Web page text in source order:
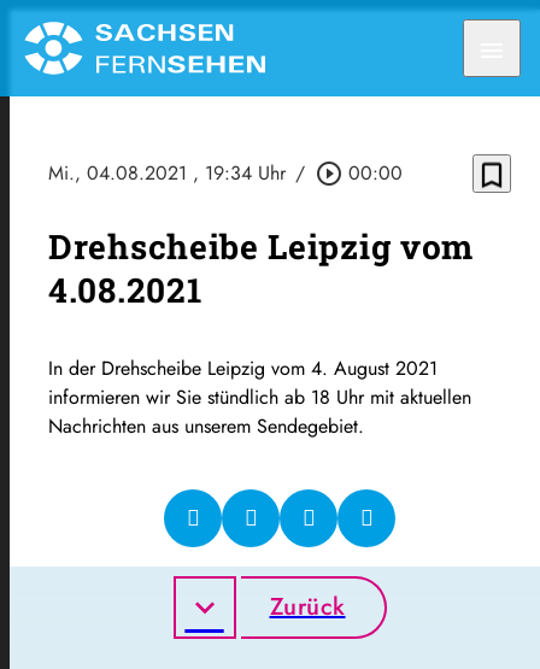
Mi., 04.08.2021 , 19:34 Uhr / play_circle_outline 00:00 bookmark_border
Drehscheibe Leipzig vom
4.08.2021
In der Drehscheibe Leipzig vom 4. August 2021
informieren wir Sie stündlich ab 18 Uhr mit aktuellen
Nachrichten aus unserem Sendegebiet.
Zurück